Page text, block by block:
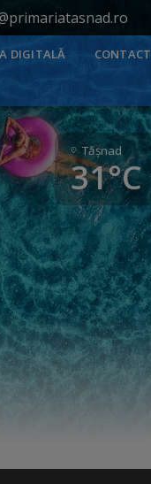
DIGITALĂ CONTACT
Tăşnad
31°C